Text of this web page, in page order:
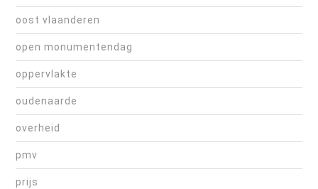
oost vlaanderen
open monumentendag
oppervlakte
oudenaarde
overheid
pmv
prijs